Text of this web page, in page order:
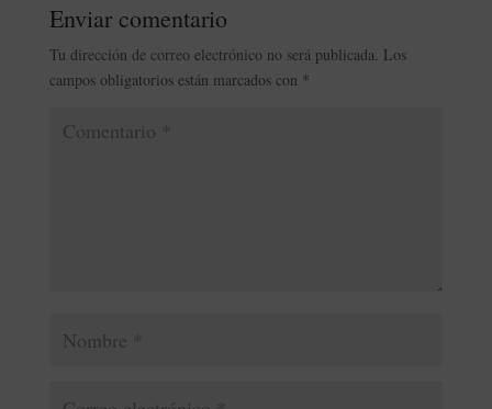
Enviar comentario
Tu dirección de correo electrónico no será publicada. Los
campos obligatorios están marcados con *